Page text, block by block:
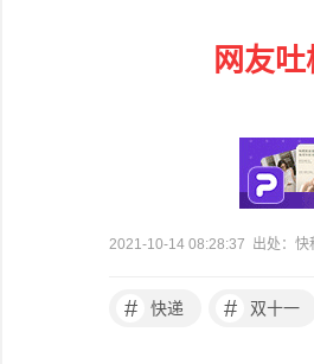
网友
2021-10-14 08:28:37 出处：快
# 快递 # 双十一